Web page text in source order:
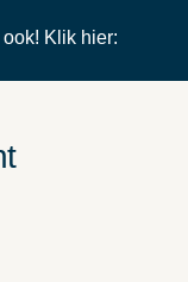
Klik hier: